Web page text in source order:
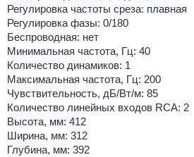
Регулировка частоты среза: плавная
Регулировка фазы: 0/180
Беспроводная: нет
Минимальная частота, Гц: 40
Количество динамиков: 1
Максимальная частота, Гц: 200
Чувствительность, дБ/Вт/м: 85
Количество линейных входов RCA: 2
Высота, мм: 412
Ширина, мм: 312
Глубина, мм: 392